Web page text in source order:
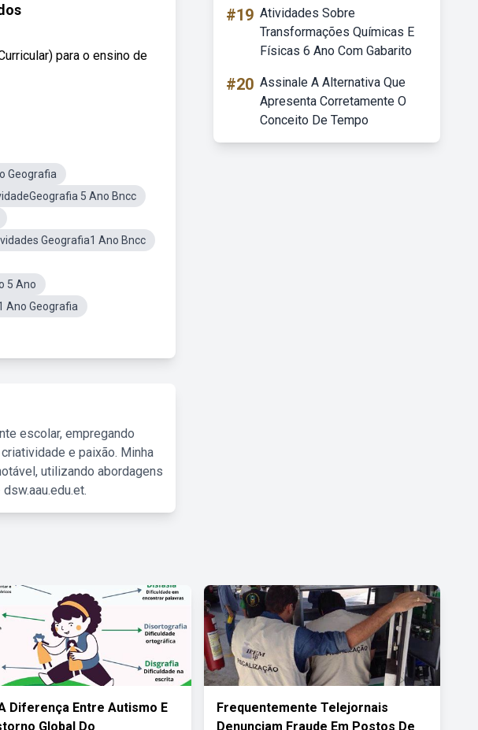
para o ensino de
Geografia
5 Ano Bncc
Geografia1 Ano Bncc
5 Ano
Ano Geografia
escolar, empregando
e paixão. Minha
utilizando abordagens
#19 Atividades Sobre
Transformações Químicas E
Físicas 6 Ano Com Gabarito
#20 Assinale A Alternativa Que
Apresenta Corretamente O
Conceito De Tempo
Diferença Entre Autismo E
Global Do
Frequentemente Telejornais
Denunciam Fraude Em Postos De